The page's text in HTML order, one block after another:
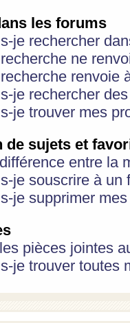
les forums
je rechercher
ne
renvoie
je rechercher
je trouver mes
de sujets et
entre la
je souscrire à
je supprimer
pièces jointes
je trouver toutes